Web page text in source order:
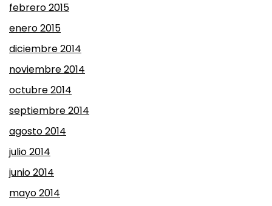
febrero 2015
enero 2015
diciembre 2014
noviembre 2014
octubre 2014
septiembre 2014
agosto 2014
julio 2014
junio 2014
mayo 2014